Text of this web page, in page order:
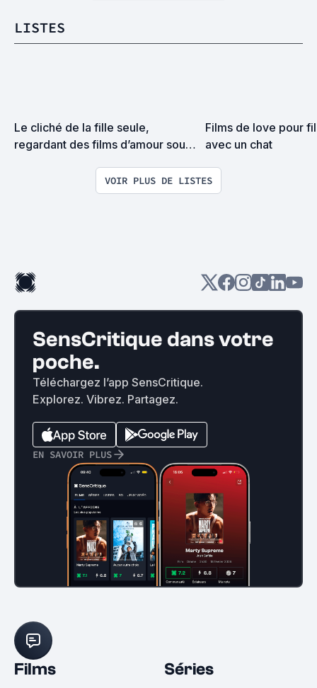
LISTES
Le cliché de la fille seule,
regardant des films d’amour sous
Films de love pour
avec un chat
VOIR PLUS DE LISTES
SensCritique dans votre
poche.
Téléchargez l’app SensCritique.
Explorez. Vibrez. Partagez.
EN SAVOIR PLUS
Films Séries